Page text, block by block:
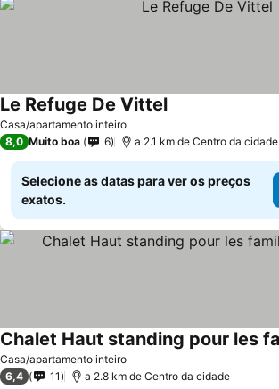
Casa/apartamento inteiro
Le Refuge De VittelVer preços
8,0 Muito boa 6 a 2.1 km de Centro da cidade
Selecione as datas para ver os preços
exatos.
Casa/apartamento inteiro
Ver preços
6,4 11 a 2.8 km de Centro da cidade